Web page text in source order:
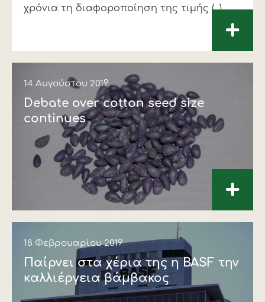
χρόνια τη διαφοροποίηση της τιμής (...)
+
14 Αυγούστου 2019
Debate over cotton seed size
continues
+
18 Φεβρουαρίου 2019
Παίρνει στα χέρια της η BASF την
καλλιέργεια βάμβακος